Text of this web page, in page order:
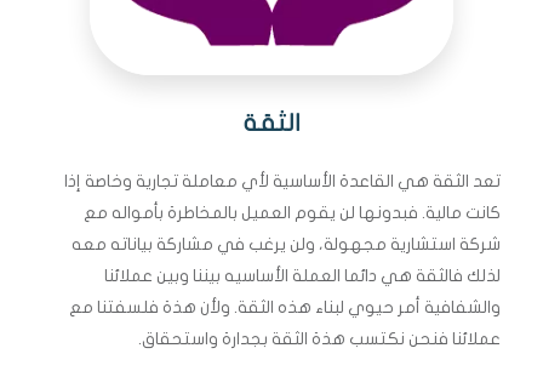
الثقة
تعد الثقة هي القاعدة الأساسية لأي معاملة تجارية وخاصة إذا
كانت مالية. فبدونها لن يقوم العميل بالمخاطرة بأمواله مع
شركة استشارية مجهولة، ولن يرغب في مشاركة بياناته معه
لذلك فالثقة هي دائما العملة الأساسيه بيننا وبين عملائنا
والشفافية أمر حيوي لبناء هذه الثقة. ولأن هذة فلسفتنا مع
عملائنا فنحن نكتسب هذة الثقة بجدارة واستحقاق.